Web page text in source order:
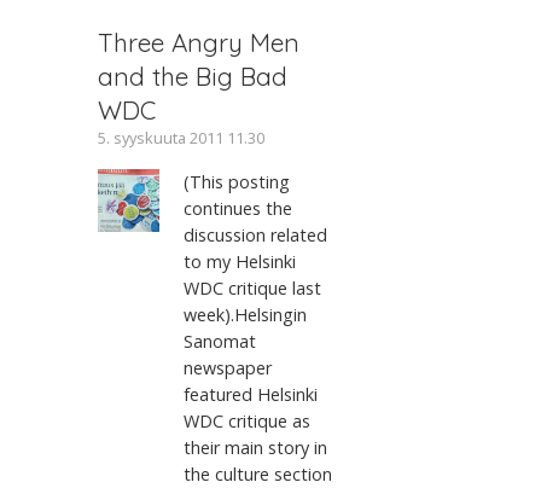
Three Angry Men
and the Big Bad
WDC
5. syyskuuta 2011 11.30
(This posting
continues the
discussion related
to my Helsinki
WDC critique last
week).Helsingin
Sanomat
newspaper
featured Helsinki
WDC critique as
their main story in
the culture section